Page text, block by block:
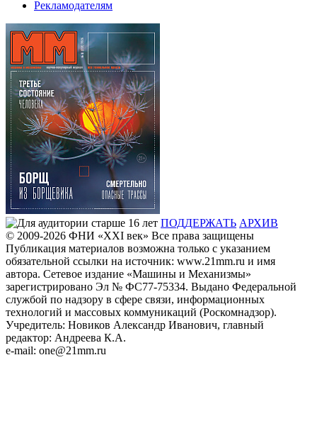
Рекламодателям
ПОДДЕРЖАТЬ АРХИВ
© 2009-2026 ФHИ «XXI век» Все права защищены
Публикация материалов возможна только с указанием
обязательной ссылки на источник: www.21mm.ru и имя
автора. Сетевое издание «Машины и Механизмы»
зарегистрировано Эл № ФС77-75334. Выдано Федеральной
службой по надзору в сфере связи, информационных
технологий и массовых коммуникаций (Роскомнадзор).
Учредитель: Новиков Александр Иванович, главный
редактор: Андреева К.А.
e-mail: one@21mm.ru